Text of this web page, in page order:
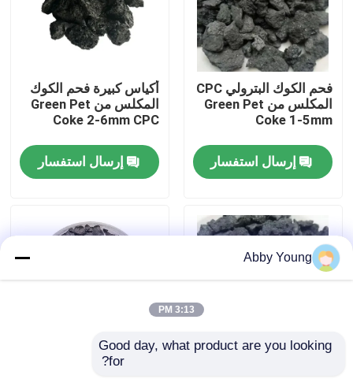
معلومات عنا
جولة في المعمل
اتصل بنا
أخبار
حالات
فحم الكوك البترولي CPC
المكلس من Green Pet
Coke 1-5mm
إرسال استفسار
أكياس كبيرة فحم الكوك
المكلس من Green Pet
Coke 2-6mm CPC
إرسال استفسار
فحم الكوك البترولي
Abby Young
3:13 PM
Good day, what product are you looking
for?